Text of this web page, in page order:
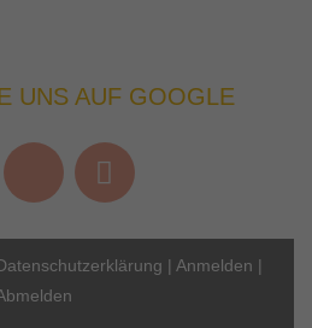
UNS AUF GOOGLE
| Anmelden |